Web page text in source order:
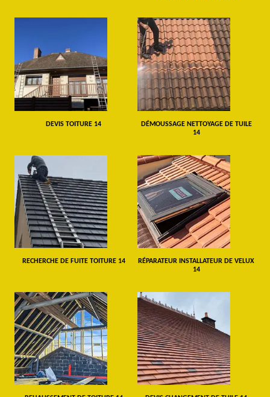
DEVIS TOITURE 14
DÉMOUSSAGE NETTOYAGE DE TUILE
14
RECHERCHE DE FUITE TOITURE 14
RÉPARATEUR INSTALLATEUR DE VELUX
14